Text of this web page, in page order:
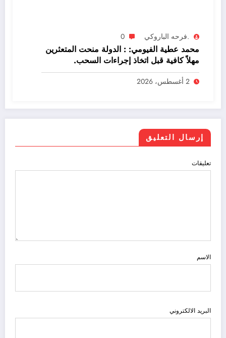
.فرحه الباروكي 0
محمد عطية الفيومي: : الدولة منحت المتعثرين
مهلاً كافية قبل اتخاذ إجراءات السحب.
2 أغسطس، 2026
إرسال التعليق
تعليقات
الاسم
البريد الالكتروني